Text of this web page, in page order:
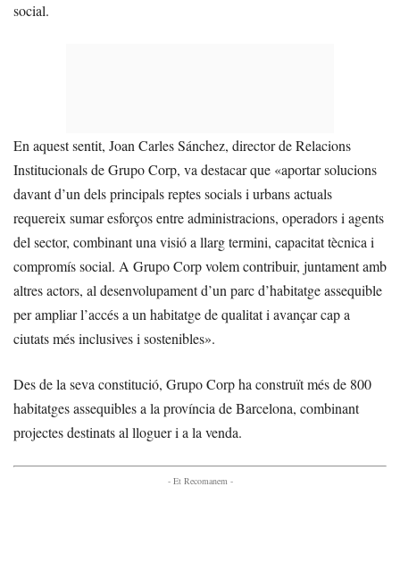
social.
En aquest sentit, Joan Carles Sánchez, director de Relacions
Institucionals de Grupo Corp, va destacar que «aportar solucions
davant d’un dels principals reptes socials i urbans actuals
requereix sumar esforços entre administracions, operadors i agents
del sector, combinant una visió a llarg termini, capacitat tècnica i
compromís social. A Grupo Corp volem contribuir, juntament amb
altres actors, al desenvolupament d’un parc d’habitatge assequible
per ampliar l’accés a un habitatge de qualitat i avançar cap a
ciutats més inclusives i sostenibles».
Des de la seva constitució, Grupo Corp ha construït més de 800
habitatges assequibles a la província de Barcelona, combinant
projectes destinats al lloguer i a la venda.
- Et Recomanem -